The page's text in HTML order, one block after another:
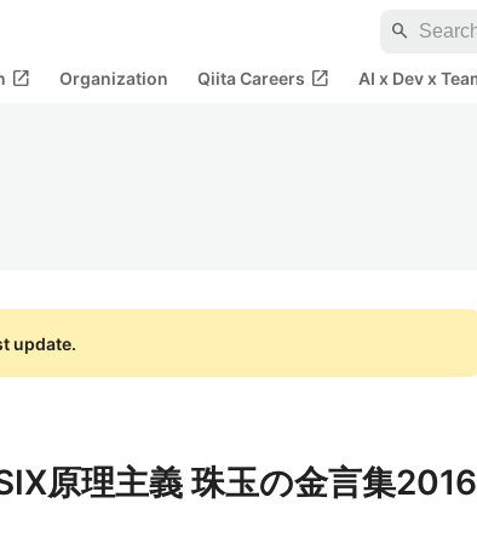
search
open_in_new Organization Qiita Careers open_in_new AI x Dev x
update.
原理主義 珠玉の金言集2016